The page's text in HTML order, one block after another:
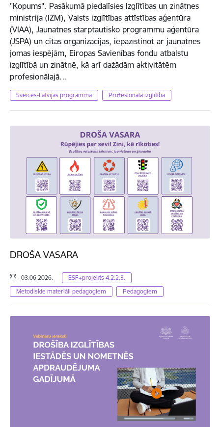
"Kopums". Pasākumā piedalīsies Izglītības un zinātnes
ministrija (IZM), Valsts izglītības attīstības aģentūra
(VIAA), Jaunatnes starptautisko programmu aģentūra
(JSPA) un citas organizācijas, iepazīstinot ar jaunatnes
jomas iespējām, Eiropas Savienības fondu atbalstu
izglītībā un zinātnē, kā arī dažādām aktivitātēm
profesionālajā…
Šveices-Latvijas programma Profesionālā izglītība
DROŠA VASARA
03.06.2026.
ESF+projekts 4.2.2.3.
Metodiskie materiāli pedagogiem
Pedagogiem